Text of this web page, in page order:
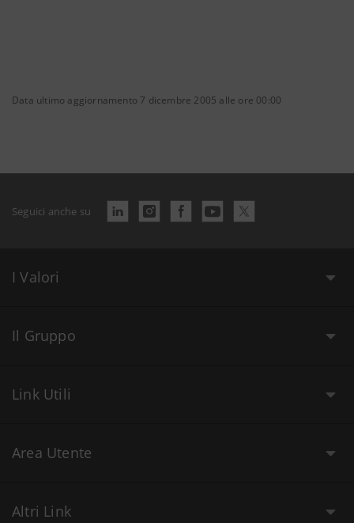
Data ultimo aggiornamento 7 dicembre 2005 alle ore 00:00
Seguici anche su
I Valori
Il Gruppo
Link Utili
Area Utente
Altri Link